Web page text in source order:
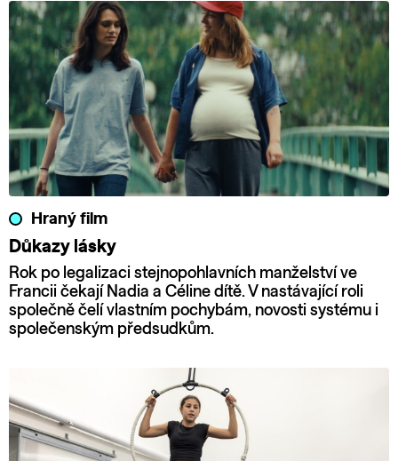
Hraný film
Důkazy lásky
Rok po legalizaci stejnopohlavních manželství ve
Francii čekají Nadia a Céline dítě. V nastávající roli
společně čelí vlastním pochybám, novosti systému i
společenským předsudkům.